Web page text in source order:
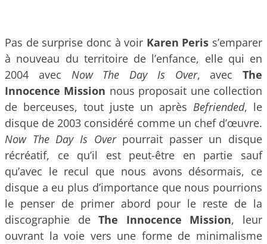
Pas de surprise donc à voir Karen Peris s’emparer
à nouveau du territoire de l’enfance, elle qui en
2004 avec Now The Day Is Over, avec The
Innocence Mission nous proposait une collection
de berceuses, tout juste un après Befriended, le
disque de 2003 considéré comme un chef d’œuvre.
Now The Day Is Overpourrait passer un disque
récréatif, ce qu’il est peut-être en partie sauf
qu’avec le recul que nous avons désormais, ce
disque a eu plus d’importance que nous pourrions
le penser de primer abord pour le reste de la
discographie deThe Innocence Mission, leur
ouvrant la voie vers une forme de minimalisme